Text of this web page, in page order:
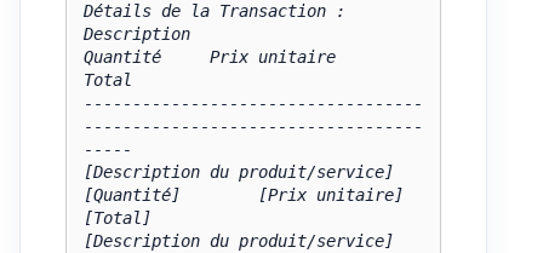
Détails de la Transaction :
Description
Quantité     Prix unitaire
Total
-----------------------------------
-----------------------------------
-----
[Description du produit/service]
[Quantité]        [Prix unitaire]
[Total]
[Description du produit/service]